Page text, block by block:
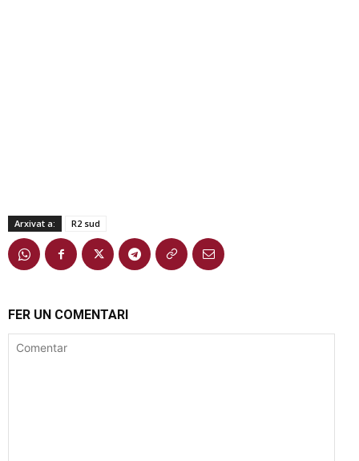
Arxivat a: R2 sud
FER UN COMENTARI